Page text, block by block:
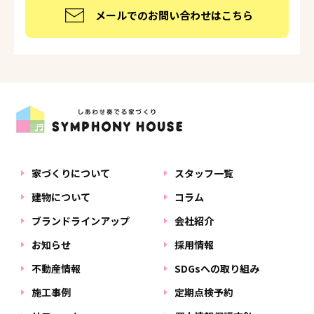
メールでのお問い合わせはこちら
家づくりについて
建物について
ブランドラインアップ
お知らせ
不動産情報
施工事例
スタッフ一覧
コラム
会社紹介
採用情報
SDGsへの取り組み
定期点検予約